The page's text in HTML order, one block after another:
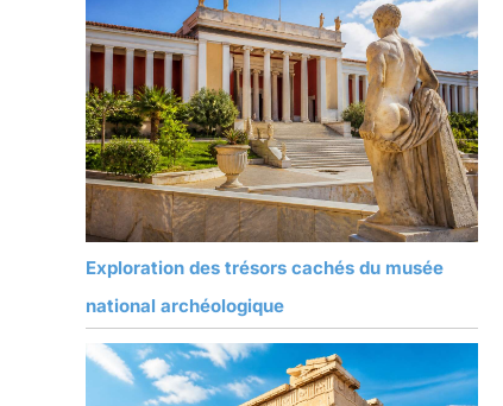
Exploration des trésors cachés du musée
national archéologique